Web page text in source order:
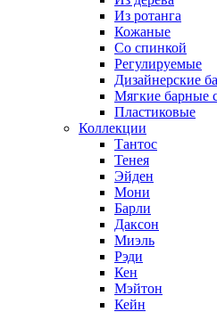
Из ротанга
Кожаные
Со спинкой
Регулируемые
Дизайнерские
Мягкие барные
Пластиковые
Коллекции
Тантос
Тенея
Эйден
Мони
Барли
Даксон
Миэль
Рэди
Кен
Мэйтон
Кейн